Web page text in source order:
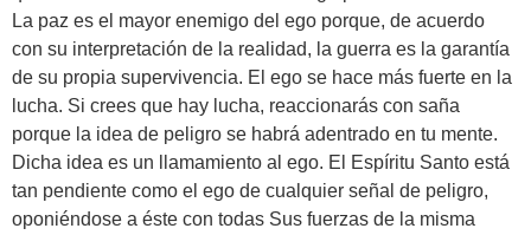
La paz es el mayor enemigo del ego porque, de acuerdo
con su interpretación de la realidad, la guerra es la garantía
de su propia supervivencia. El ego se hace más fuerte en la
lucha. Si crees que hay lucha, reaccionarás con saña
porque la idea de peligro se habrá adentrado en tu mente.
Dicha idea es un llamamiento al ego. El Espíritu Santo está
tan pendiente como el ego de cualquier señal de peligro,
oponiéndose a éste con todas Sus fuerzas de la misma